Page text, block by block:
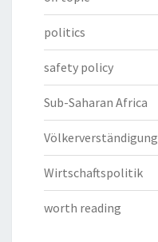
politics
safety policy
Sub-Saharan Africa
Völkerverständigung
Wirtschaftspolitik
worth reading